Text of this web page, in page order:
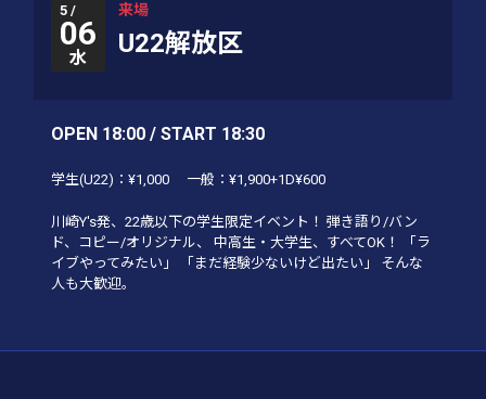
5 /
06
水
来場
U22解放区
OPEN 18:00 / START 18:30
学生(U22)：¥1,000 一般：¥1,900+1D¥600
川崎Y's発、22歳以下の学生限定イベント！ 弾き語り/バン
ド、コピー/オリジナル、 中高生・大学生、すべてOK！ 「ラ
イブやってみたい」 「まだ経験少ないけど出たい」 そんな
人も大歓迎。